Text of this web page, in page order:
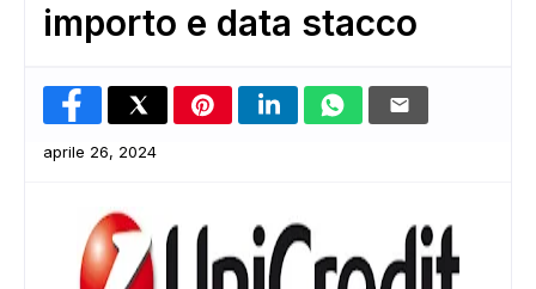
importo e data stacco
aprile 26, 2024